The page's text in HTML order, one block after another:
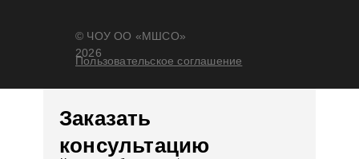
© ЧОУ ОО «МШСО»
2026
Пользовательское соглашение
Заказать
консультацию